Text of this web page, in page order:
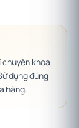
chuyên khoa
dụng đúng
hãng.